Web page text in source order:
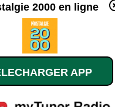
2000 en ligne
APP